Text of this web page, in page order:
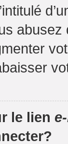
le lien